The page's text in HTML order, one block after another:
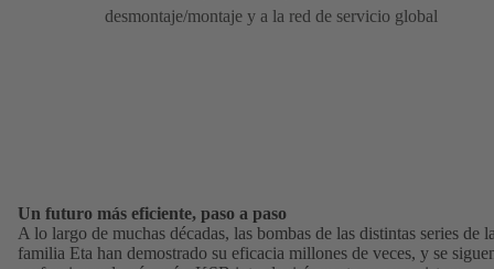
desmontaje/montaje y a la red de servicio global
Un futuro más eficiente, paso a paso
A lo largo de muchas décadas, las bombas de las distintas series de
familia Eta han demostrado su eficacia millones de veces, y se